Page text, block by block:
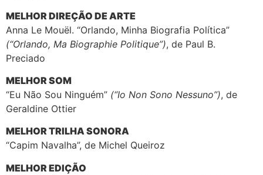
MELHOR DIREÇÃO DE ARTE
Anna Le Mouël. “Orlando, Minha Biografia Política”
(“Orlando, Ma Biographie Politique”), de Paul B.
Preciado
MELHOR SOM
“Eu Não Sou Ninguém” (“Io Non Sono Nessuno”), de
Geraldine Ottier
MELHOR TRILHA SONORA
“Capim Navalha”, de Michel Queiroz
MELHOR EDIÇÃO